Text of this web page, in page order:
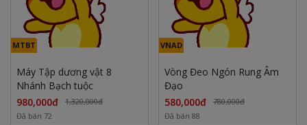
MTBT
Máy Tập dương vật 8
Nhánh Bạch tuộc
980,000đ
1,320,000đ
Đã bán 72
VNAD
Vòng Đeo Ngón Rung Âm
Đạo
580,000đ
780,000đ
Đã bán 88